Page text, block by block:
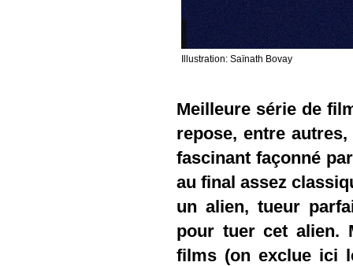
Illustration: Saïnath Bovay
Meilleure série de
repose, entre
fascinant façonné
au final assez
un alien, tueur
pour tuer cet alien.
films (on exclue ici